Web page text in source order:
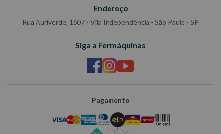
Endereço
Rua Auriverde, 1607 - Vila Independência - São Paulo - SP
Siga a Fermáquinas
Pagamento